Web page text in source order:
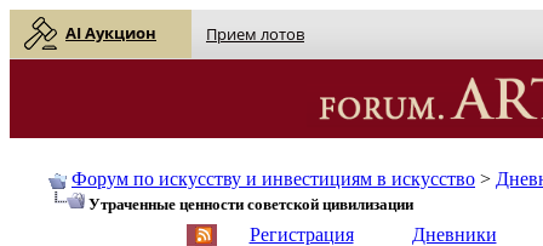
AI Аукцион Прием лотов
Форум по искусству и инвестициям в искусство >
Утраченные ценности советской цивилизации
Регистрация Дневники